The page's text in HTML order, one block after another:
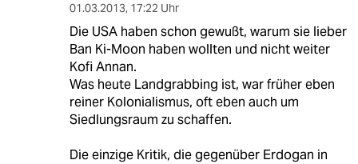
01.03.2013, 17:22 Uhr
Die USA haben schon gewußt, warum sie lieber
Ban Ki-Moon haben wollten und nicht weiter
Kofi Annan.
Was heute Landgrabbing ist, war früher eben
reiner Kolonialismus, oft eben auch um
Siedlungsraum zu schaffen.
Die einzige Kritik, die gegenüber Erdogan in